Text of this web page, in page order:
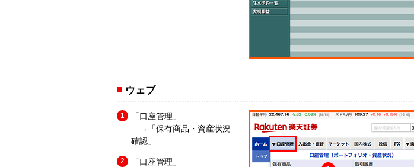
ウェブ
「口座管理」
→「保有商品・資産状況
確認」
「口座管理」